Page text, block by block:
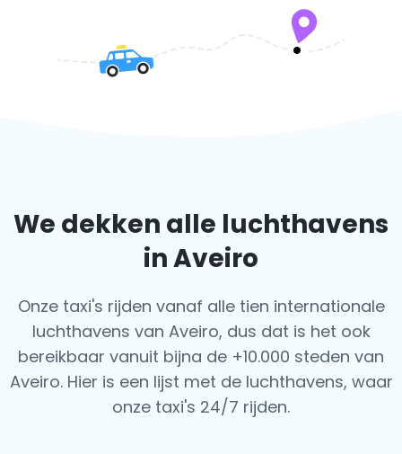
We dekken alle luchthavens
in Aveiro
Onze taxi's rijden vanaf alle tien internationale
luchthavens van Aveiro, dus dat is het ook
bereikbaar vanuit bijna de +10.000 steden van
Aveiro. Hier is een lijst met de luchthavens, waar
onze taxi's 24/7 rijden.